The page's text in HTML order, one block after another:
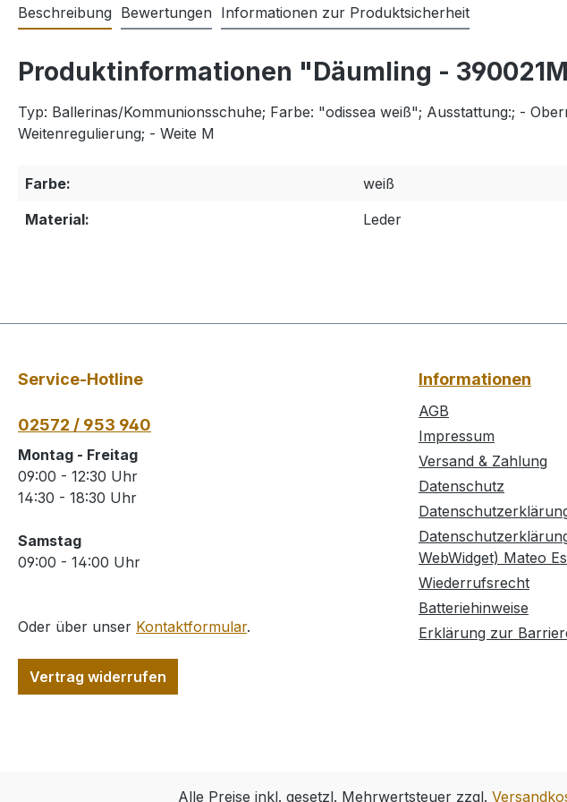
Beschreibung Bewertungen Informationen zur Produktsicherheit
Produktinformationen "Däumling -
Typ: Ballerinas/Kommunionsschuhe; Farbe: "odissea weiß"; Ausstattung:; -
Weitenregulierung; - Weite M
Farbe:
weiß
Material:
Leder
Service-Hotline
02572 / 953 940
Montag - Freitag
09:00 - 12:30 Uhr
14:30 - 18:30 Uhr
Samstag
09:00 - 14:00 Uhr
Oder über unser Kontaktformular.
Vertrag widerrufen
Informationen
AGB
Impressum
Versand & Zahlung
Datenschutz
WebWidget) Mateo
Wiederrufsrecht
Batteriehinweise
Erklärung zur
Alle Preise inkl. gesetzl. Mehrwertsteuer zzgl.